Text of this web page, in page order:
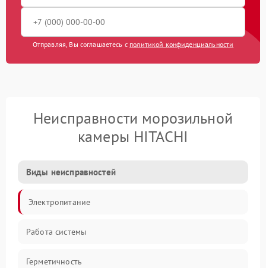
Отправляя, Вы соглашаетесь с политикой конфиденциальности
Неисправности морозильной
камеры HITACHI
Виды неисправностей
Электропитание
Работа системы
Герметичность